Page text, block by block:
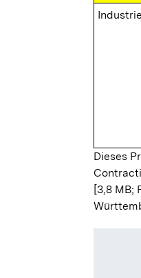
Dieses
[3,8 MB;